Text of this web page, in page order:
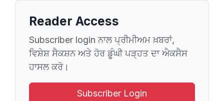
Reader Access
Subscriber login ਨਾਲ ਪ੍ਰੀਮੀਅਮ ਖ਼ਬਰਾਂ,
ਵਿਸ਼ੇਸ਼ ਸੈਕਸ਼ਨ ਅਤੇ ਹੋਰ ਡੂੰਘੀ ਪੜ੍ਹਤ ਦਾ ਐਕਸੈਸ
ਹਾਸਲ ਕਰੋ।
Subscriber Login